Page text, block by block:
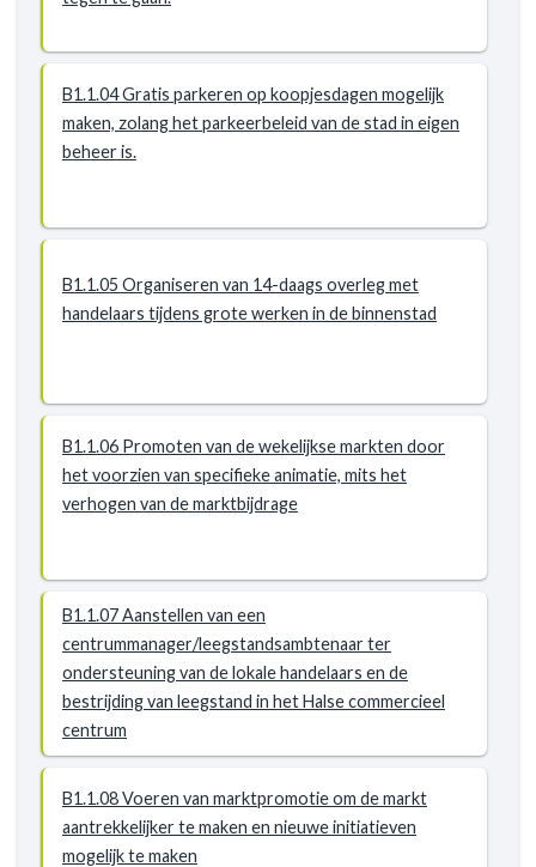
B1.1.04 Gratis parkeren op koopjesdagen mogelijk
maken, zolang het parkeerbeleid van de stad in eigen
beheer is.
B1.1.05 Organiseren van 14-daags overleg met
handelaars tijdens grote werken in de binnenstad
B1.1.06 Promoten van de wekelijkse markten door
het voorzien van specifieke animatie, mits het
verhogen van de marktbijdrage
B1.1.07 Aanstellen van een
centrummanager/leegstandsambtenaar ter
ondersteuning van de lokale handelaars en de
bestrijding van leegstand in het Halse commercieel
centrum
B1.1.08 Voeren van marktpromotie om de markt
aantrekkelijker te maken en nieuwe initiatieven
mogelijk te maken